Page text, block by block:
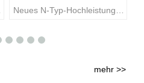
Neues N-Typ-Hochleistungs-
TOPCon-Solarmodul 660 W
mehr >>